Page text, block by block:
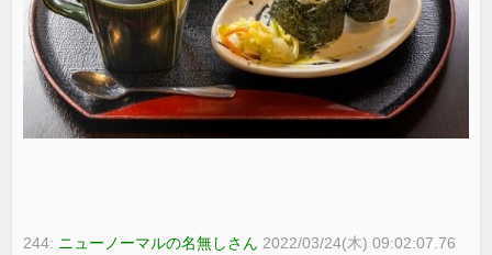
244: ニューノーマルの名無しさん 2022/03/24(木) 09:02:07.76